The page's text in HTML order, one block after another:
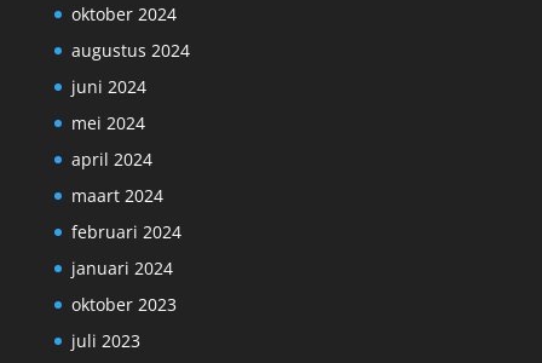
oktober 2024
augustus 2024
juni 2024
mei 2024
april 2024
maart 2024
februari 2024
januari 2024
oktober 2023
juli 2023